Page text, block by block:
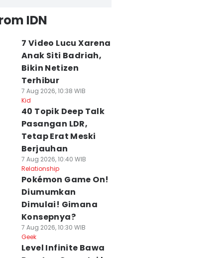
IDN
7 Video Lucu Xarena
Anak Siti Badriah,
Bikin Netizen
Terhibur
7 Aug 2026, 10:38 WIB
Kid
40 Topik Deep Talk
Pasangan LDR,
Tetap Erat Meski
Berjauhan
7 Aug 2026, 10:40 WIB
Relationship
Pokémon Game On!
Diumumkan
Dimulai! Gimana
Konsepnya?
7 Aug 2026, 10:30 WIB
Geek
Level Infinite Bawa